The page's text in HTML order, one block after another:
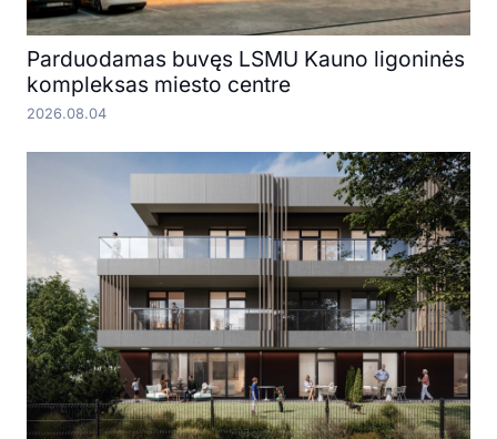
Parduodamas buvęs LSMU Kauno ligoninės
kompleksas miesto centre
2026.08.04